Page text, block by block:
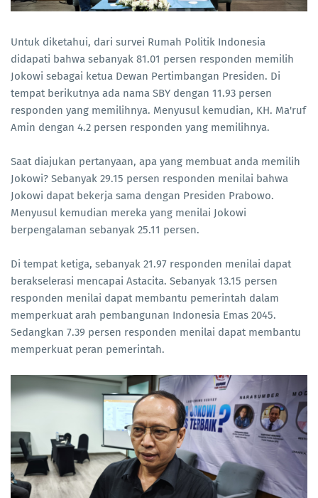
Untuk diketahui, dari survei Rumah Politik Indonesia
didapati bahwa sebanyak 81.01 persen responden memilih
Jokowi sebagai ketua Dewan Pertimbangan Presiden. Di
tempat berikutnya ada nama SBY dengan 11.93 persen
responden yang memilihnya. Menyusul kemudian, KH. Ma'ruf
Amin dengan 4.2 persen responden yang memilihnya.
Saat diajukan pertanyaan, apa yang membuat anda memilih
Jokowi? Sebanyak 29.15 persen responden menilai bahwa
Jokowi dapat bekerja sama dengan Presiden Prabowo.
Menyusul kemudian mereka yang menilai Jokowi
berpengalaman sebanyak 25.11 persen.
Di tempat ketiga, sebanyak 21.97 responden menilai dapat
berakselerasi mencapai Astacita. Sebanyak 13.15 persen
responden menilai dapat membantu pemerintah dalam
memperkuat arah pembangunan Indonesia Emas 2045.
Sedangkan 7.39 persen responden menilai dapat membantu
memperkuat peran pemerintah.